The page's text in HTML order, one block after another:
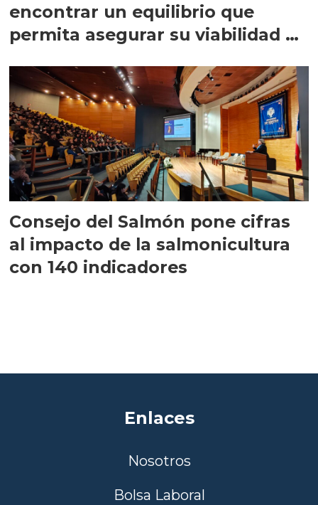
encontrar un equilibrio que
permita asegurar su viabilidad de
Consejo del Salmón pone cifras
al impacto de la salmonicultura
con 140 indicadores
Enlaces
Nosotros
Bolsa Laboral